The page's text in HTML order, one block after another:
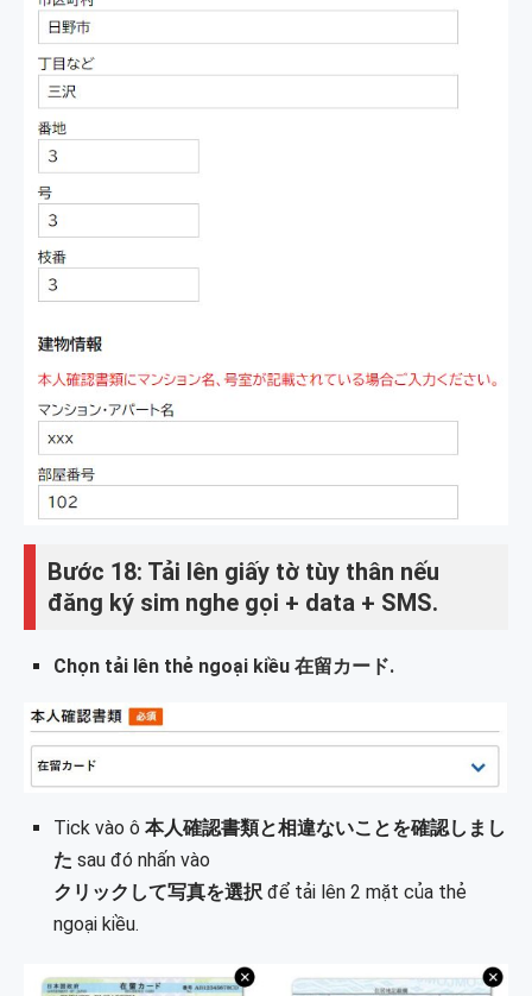
Bước 18: Tải lên giấy tờ tùy thân nếu
đăng ký sim nghe gọi + data + SMS.
Chọn tải lên thẻ ngoại kiều 在留カード.
Tick vào ô 本人確認書類と相違ないことを確認しまし
た sau đó nhấn vào
クリックして写真を選択 để tải lên 2 mặt của thẻ
ngoại kiều.